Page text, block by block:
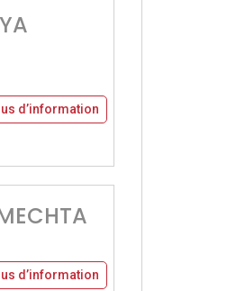
d’information
d’information